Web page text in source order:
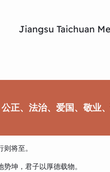
Jiangsu Taichuan
正、法治、爱国、敬业
将至。
坤，君子以厚德载物。